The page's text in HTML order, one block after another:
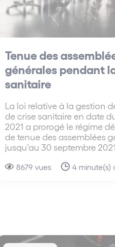
Tenue des
générales pendant
sanitaire
La loi relative à la gestion
de crise sanitaire en date
2021 a prorogé le régime
de tenue des assemblées
jusqu’au 30 septembre 2021.
8679 vues 4 minute(s)